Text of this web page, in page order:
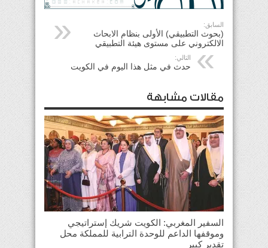
السابق:
(بحوث التطبيقي) الأولى بنظام الابحاث
الالكتروني على مستوى هيئة التطبيقي
التالي:
حدث في مثل هذا اليوم في الكويت
مقالات مشابهة
السفير المغربي: الكويت شريك إستراتيجي
وموقفها الداعم للوحدة الترابية للمملكة محل
تقدير كبير